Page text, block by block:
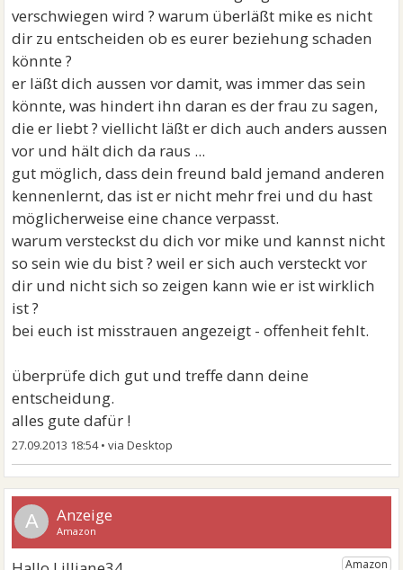
verschwiegen wird ? warum überläßt mike es nicht
dir zu entscheiden ob es eurer beziehung schaden
könnte ?
er läßt dich aussen vor damit, was immer das sein
könnte, was hindert ihn daran es der frau zu sagen,
die er liebt ? viellicht läßt er dich auch anders aussen
vor und hält dich da raus ...
gut möglich, dass dein freund bald jemand anderen
kennenlernt, das ist er nicht mehr frei und du hast
möglicherweise eine chance verpasst.
warum versteckst du dich vor mike und kannst nicht
so sein wie du bist ? weil er sich auch versteckt vor
dir und nicht sich so zeigen kann wie er ist wirklich
ist ?
bei euch ist misstrauen angezeigt - offenheit fehlt.
überprüfe dich gut und treffe dann deine
entscheidung.
alles gute dafür !
27.09.2013 18:54•
A